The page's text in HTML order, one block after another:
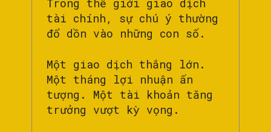
Trong thế giới giao dịch
tài chính, sự chú ý thường
đổ dồn vào những con số.
Một giao dịch thắng lớn.
Một tháng lợi nhuận ấn
tượng. Một tài khoản tăng
trưởng vượt kỳ vọng.